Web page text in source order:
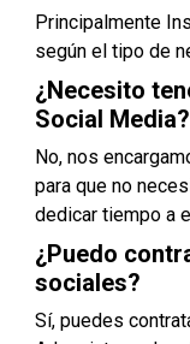
Principalmente
según el tipo de
¿Necesito
Social Media?
No, nos
para que no
dedicar tiempo a
¿Puedo
sociales?
Sí, puedes